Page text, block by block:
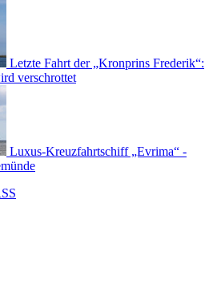
Letzte Fahrt der „Kronprins Frederik“:
verschrottet
Luxus-Kreuzfahrtschiff „Evrima“ -